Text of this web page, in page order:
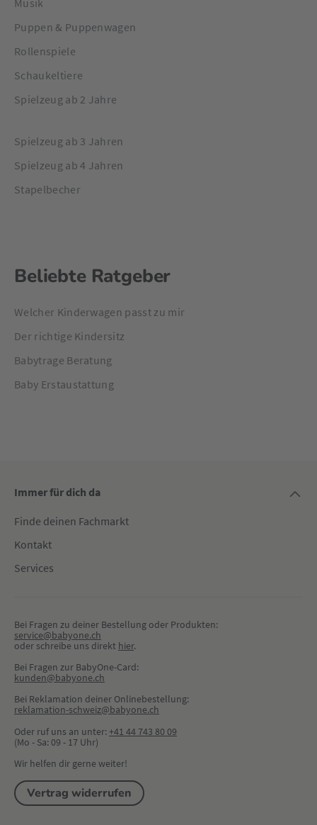
Musik
Puppen & Puppenwagen
Rollenspiele
Schaukeltiere
Spielzeug ab 2 Jahre
Spielzeug ab 3 Jahren
Spielzeug ab 4 Jahren
Stapelbecher
Beliebte Ratgeber
Welcher Kinderwagen passt zu mir
Der richtige Kindersitz
Babytrage Beratung
Baby Erstaustattung
Immer für dich da
Finde deinen Fachmarkt
Kontakt
Services
Bei Fragen zu deiner Bestellung oder Produkten:
service@babyone.ch
oder schreibe uns direkt hier.
Bei Fragen zur BabyOne-Card:
kunden@babyone.ch
Bei Reklamation deiner Onlinebestellung:
reklamation-schweiz@babyone.ch
Oder ruf uns an unter:+41 44 743 80 09
(Mo - Sa: 09 - 17 Uhr)
Wir helfen dir gerne weiter!
Vertrag widerrufen